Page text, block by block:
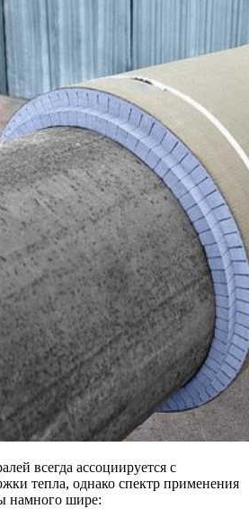
всегда ассоциируется с
тепла, однако спектр применения
намного шире: